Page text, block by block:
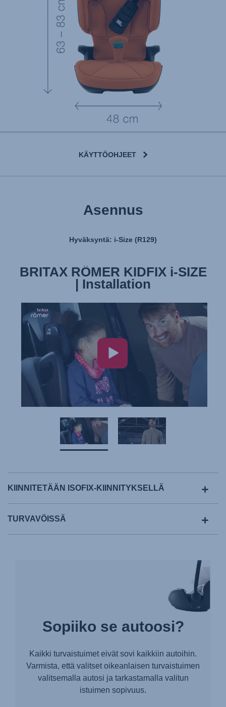
KÄYTTÖOHJEET
Asennus
Hyväksyntä: i-Size (R129)
BRITAX RÖMER KIDFIX i-SIZE
| Installation
BRITAX RÖMER KIDFIX i-SIZE
| Features & Benefits
KIINNITETÄÄN ISOFIX-KIINNITYKSELLÄ
TURVAVÖISSÄ
Sopiiko se autoosi?
Kaikki turvaistuimet eivät sovi kaikkiin autoihin.
Varmista, että valitset oikeanlaisen turvaistuimen
valitsemalla autosi ja tarkastamalla valitun
istuimen sopivuus.